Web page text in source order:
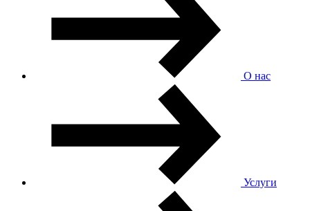
О нас
Услуги